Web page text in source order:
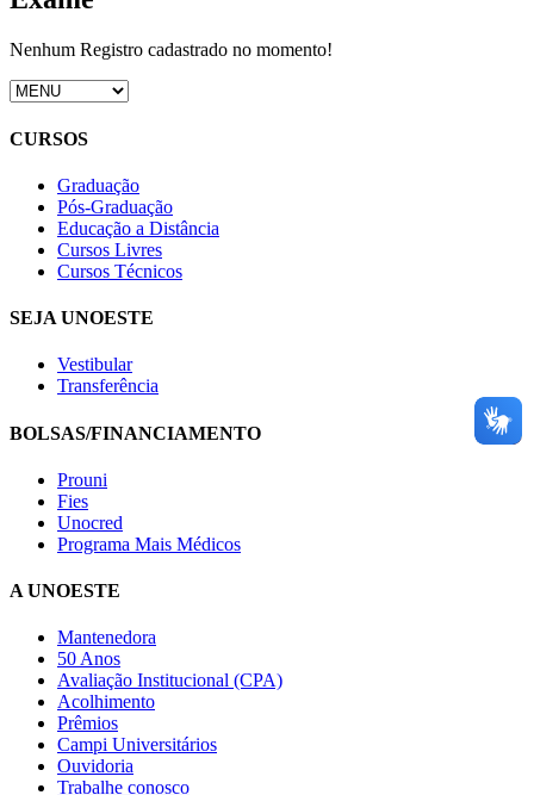
Nenhum Registro cadastrado no momento!
CURSOS
Graduação
Pós-Graduação
Educação a Distância
Cursos Livres
Cursos Técnicos
SEJA UNOESTE
Vestibular
Transferência
BOLSAS/FINANCIAMENTO
Prouni
Fies
Unocred
Programa Mais Médicos
A UNOESTE
Mantenedora
50 Anos
Avaliação Institucional (CPA)
Acolhimento
Prêmios
Campi Universitários
Ouvidoria
Trabalhe conosco